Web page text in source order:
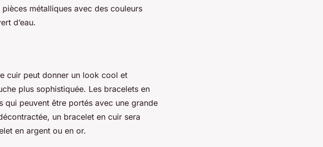
métalliques avec des couleurs
d’eau.
cuir peut donner un look cool et
plus sophistiquée. Les bracelets en
qui peuvent être portés avec une grande
un bracelet en cuir sera
en argent ou en or.